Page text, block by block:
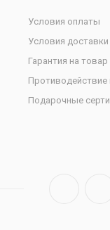
Условия оплаты
Условия доставки
Гарантия на товар
Противодействие
Подарочные